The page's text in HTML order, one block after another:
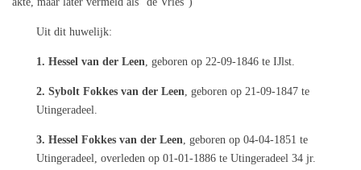
Uit dit huwelijk:
1. Hessel van der Leen, geboren op 22-09-1846 te IJlst.
2. Sybolt Fokkes van der Leen, geboren op 21-09-1847 te
Utingeradeel.
3. Hessel Fokkes van der Leen, geboren op 04-04-1851 te
Utingeradeel, overleden op 01-01-1886 te Utingeradeel 34 jr.